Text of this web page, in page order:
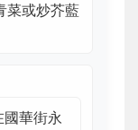
菜或炒芥藍
華街永